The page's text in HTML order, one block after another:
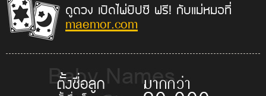
ดูดวง เปิดไพ่ยิปซี ฟรี! กับแม่หมอที่
maemor.com